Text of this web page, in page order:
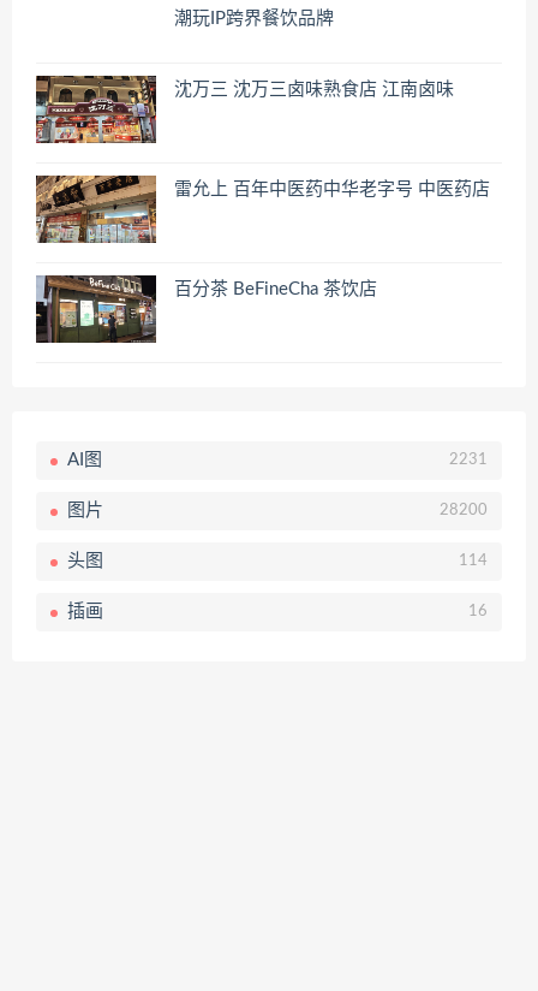
潮玩IP跨界餐饮品牌
沈万三 沈万三卤味熟食店 江南卤味
雷允上 百年中医药中华老字号 中医药店
百分茶 BeFineCha 茶饮店
AI图 2231
图片 28200
头图 114
插画 16